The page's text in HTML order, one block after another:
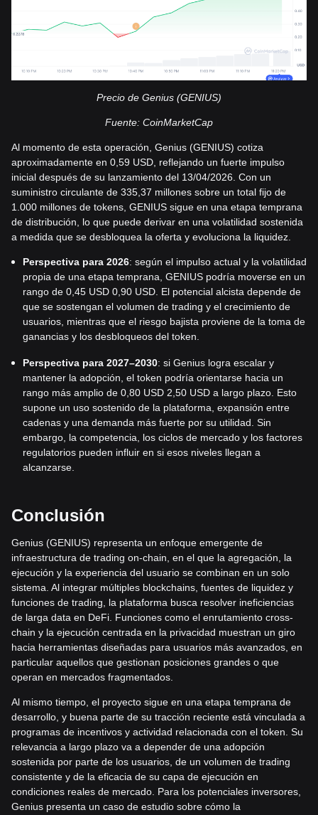
Precio de Genius (GENIUS)
Fuente: CoinMarketCap
Al momento de esta operación, Genius (GENIUS) cotiza
aproximadamente en 0,59 USD, reflejando un fuerte impulso
inicial después de su lanzamiento del 13/04/2026. Con un
suministro circulante de 335,37 millones sobre un total fijo de
1.000 millones de tokens, GENIUS sigue en una etapa temprana
de distribución, lo que puede derivar en una volatilidad sostenida
a medida que se desbloquea la oferta y evoluciona la liquidez.
Perspectiva para 2026: según el impulso actual y la volatilidad
propia de una etapa temprana, GENIUS podría moverse en un
rango de 0,45 USD 0,90 USD. El potencial alcista depende de
que se sostengan el volumen de trading y el crecimiento de
usuarios, mientras que el riesgo bajista proviene de la toma de
ganancias y los desbloqueos del token.
Perspectiva para 2027–2030: si Genius logra escalar y
mantener la adopción, el token podría orientarse hacia un
rango más amplio de 0,80 USD 2,50 USD a largo plazo. Esto
supone un uso sostenido de la plataforma, expansión entre
cadenas y una demanda más fuerte por su utilidad. Sin
embargo, la competencia, los ciclos de mercado y los factores
regulatorios pueden influir en si esos niveles llegan a
alcanzarse.
Conclusión
Genius (GENIUS) representa un enfoque emergente de
infraestructura de trading on-chain, en el que la agregación, la
ejecución y la experiencia del usuario se combinan en un solo
sistema. Al integrar múltiples blockchains, fuentes de liquidez y
funciones de trading, la plataforma busca resolver ineficiencias
de larga data en DeFi. Funciones como el enrutamiento cross-
chain y la ejecución centrada en la privacidad muestran un giro
hacia herramientas diseñadas para usuarios más avanzados, en
particular aquellos que gestionan posiciones grandes o que
operan en mercados fragmentados.
Al mismo tiempo, el proyecto sigue en una etapa temprana de
desarrollo, y buena parte de su tracción reciente está vinculada a
programas de incentivos y actividad relacionada con el token. Su
relevancia a largo plazo va a depender de una adopción
sostenida por parte de los usuarios, de un volumen de trading
consistente y de la eficacia de su capa de ejecución en
condiciones reales de mercado. Para los potenciales inversores,
Genius presenta un caso de estudio sobre cómo la